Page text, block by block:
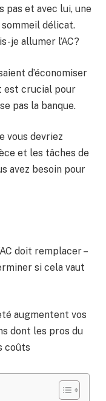
pas et avec lui, une
délicat.
je allumer l’AC?
d’économiser
est crucial pour
pas la banque.
vous devriez
et les tâches de
avez besoin pour
doit remplacer –
si cela vaut
augmentent vos
dont les pros du
coûts